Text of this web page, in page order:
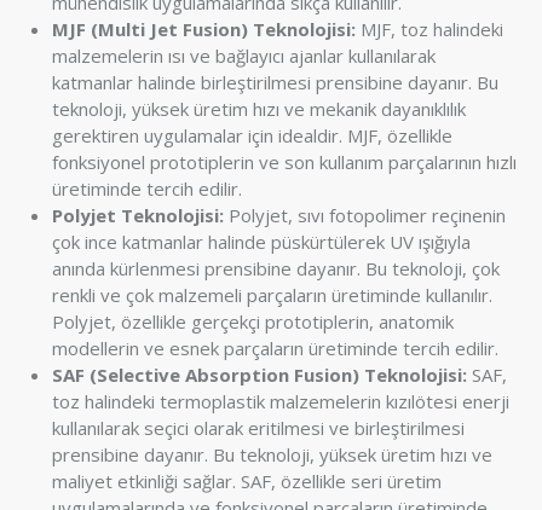
MJF (Multi Jet Fusion) Teknolojisi: MJF, toz halindeki
malzemelerin ısı ve bağlayıcı ajanlar kullanılarak
katmanlar halinde birleştirilmesi prensibine dayanır. Bu
teknoloji, yüksek üretim hızı ve mekanik dayanıklılık
gerektiren uygulamalar için idealdir. MJF, özellikle
fonksiyonel prototiplerin ve son kullanım parçalarının hızlı
üretiminde tercih edilir.
Polyjet Teknolojisi: Polyjet, sıvı fotopolimer reçinenin
çok ince katmanlar halinde püskürtülerek UV ışığıyla
anında kürlenmesi prensibine dayanır. Bu teknoloji, çok
renkli ve çok malzemeli parçaların üretiminde kullanılır.
Polyjet, özellikle gerçekçi prototiplerin, anatomik
modellerin ve esnek parçaların üretiminde tercih edilir.
SAF (Selective Absorption Fusion) Teknolojisi: SAF,
toz halindeki termoplastik malzemelerin kızılötesi enerji
kullanılarak seçici olarak eritilmesi ve birleştirilmesi
prensibine dayanır. Bu teknoloji, yüksek üretim hızı ve
maliyet etkinliği sağlar. SAF, özellikle seri üretim